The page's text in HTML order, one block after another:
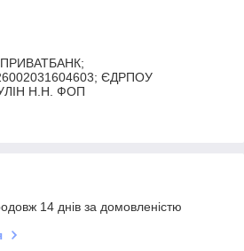
ПРИВАТБАНК;
ЄДРПОУ
Н.Н. ФОП
14 днів за домовленістю